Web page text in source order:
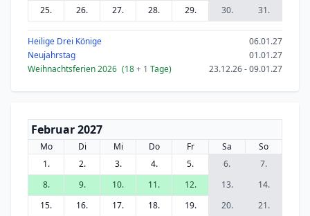
25.
26. 27. 28. 29. 30. 31.
Heilige Drei Könige
06.01.27
Neujahrstag
01.01.27
Weihnachtsferien 2026 (18+ 1 Tage) 23.12.26 - 09.01.27
Februar 2027
Mo Di Mi Do Fr Sa
So
1.
2. 3. 4. 5. 6.
7.
8.
9. 10. 11. 12. 13.
14.
15.
16. 17. 18. 19. 20.
21.